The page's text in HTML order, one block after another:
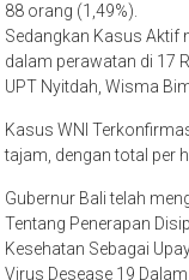
88 orang (1,49%).
Sedangkan Kasus Aktif
dalam perawatan di 17
UPT Nyitdah, Wisma
Kasus WNI
tajam, dengan total per
Gubernur Bali telah
Tentang Penerapan
Kesehatan Sebagai
Virus Desease 19